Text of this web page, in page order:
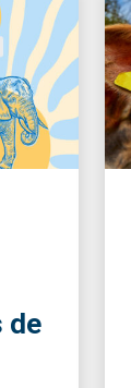
de